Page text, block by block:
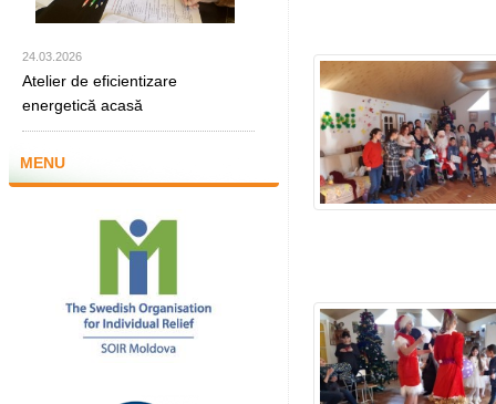
24.03.2026
Atelier de eficientizare
energetică acasă
MENU